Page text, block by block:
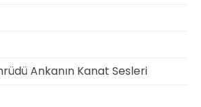
Ankanın Kanat Sesleri